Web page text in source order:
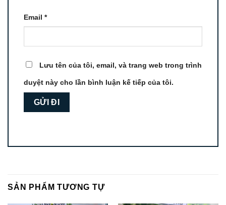
Email *
Lưu tên của tôi, email, và trang web trong trình
duyệt này cho lần bình luận kế tiếp của tôi.
SẢN PHẨM TƯƠNG TỰ